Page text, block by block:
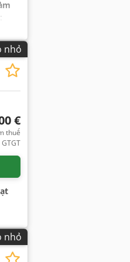
xe,
nhỏ
€
thuế
GTGT
nhỏ